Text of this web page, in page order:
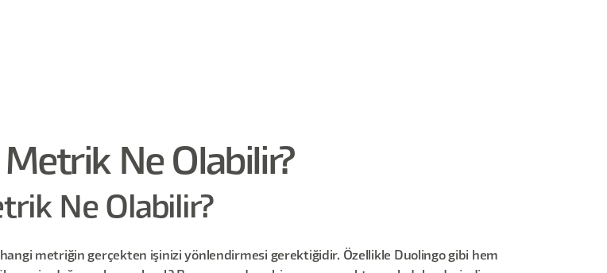
Ne Olabilir?
Ne Olabilir?
metriğin gerçekten işinizi yönlendirmesi gerektiğidir. Özellikle Duolingo gibi hem